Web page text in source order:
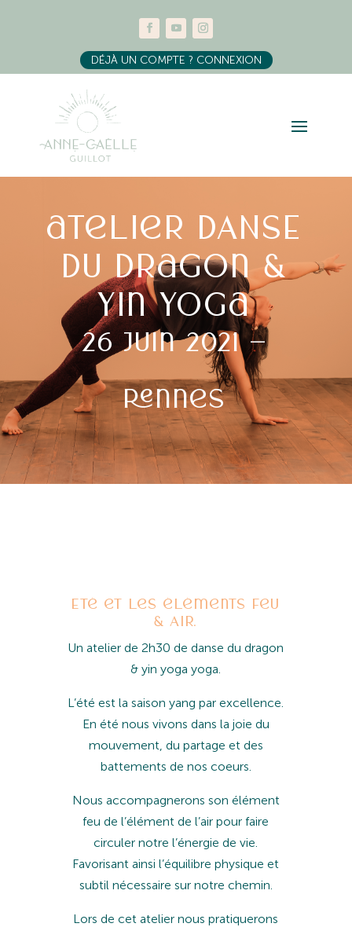
DÉJÀ UN COMPTE ? CONNEXION
atelier DANSE
du Dragon &
Yin Yoga
26 Juin 2021 –
REnnes
Eté et les éléments Feu
& Air.
Un atelier de 2h30 de danse du dragon
& yin yoga yoga.
L’été est la saison yang par excellence.
En été nous vivons dans la joie du
mouvement, du partage et des
battements de nos coeurs.
Nous accompagnerons son élément
feu de l’élément de l’air pour faire
circuler notre l’énergie de vie.
Favorisant ainsi l’équilibre physique et
subtil nécessaire sur notre chemin.
Lors de cet atelier nous pratiquerons